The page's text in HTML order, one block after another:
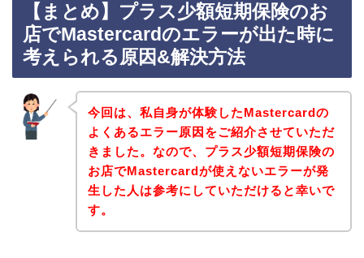
【まとめ】プラス少額短期保険のお
店でMastercardのエラーが出た時に
考えられる原因&解決方法
今回は、私自身が体験したMastercardの
よくあるエラー原因をご紹介させていただ
きました。なので、プラス少額短期保険の
お店でMastercardが使えないエラーが発
生した人は参考にしていただけると幸いで
す。